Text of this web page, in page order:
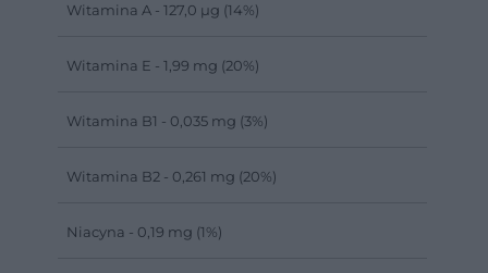
Witamina A - 127,0 µg (14%)
Witamina E - 1,99 mg (20%)
Witamina B1 - 0,035 mg (3%)
Witamina B2 - 0,261 mg (20%)
Niacyna - 0,19 mg (1%)